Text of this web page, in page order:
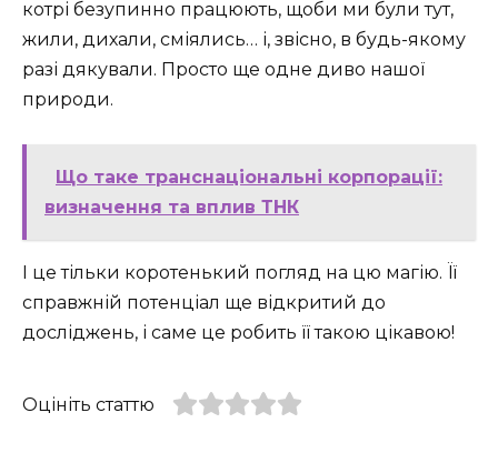
котрі безупинно працюють, щоби ми були тут,
жили, дихали, сміялись… і, звісно, в будь-якому
разі дякували. Просто ще одне диво нашої
природи.
Що таке транснаціональні корпорації:
визначення та вплив ТНК
І це тільки коротенький погляд на цю магію. Її
справжній потенціал ще відкритий до
досліджень, і саме це робить її такою цікавою!
Оцініть статтю